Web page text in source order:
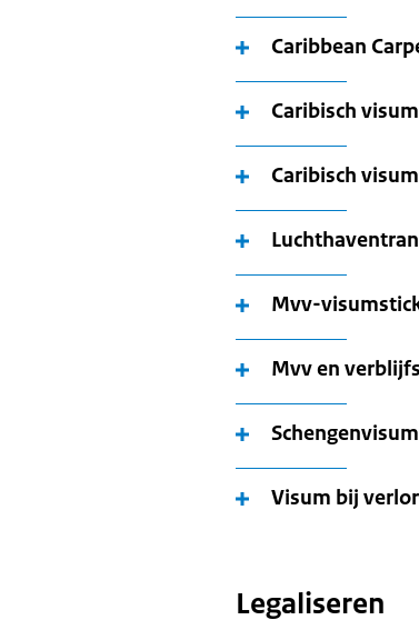
Caribbean
Caribisch
Caribisch
Mvv-
Mvv en
Visum bij
Legaliseren